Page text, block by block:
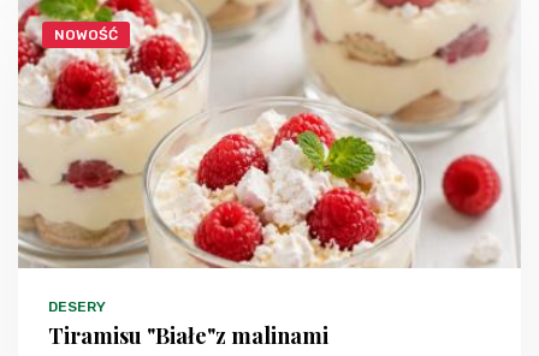
NOWOŚĆ
DESERY
Tiramisu "Białe"z malinami